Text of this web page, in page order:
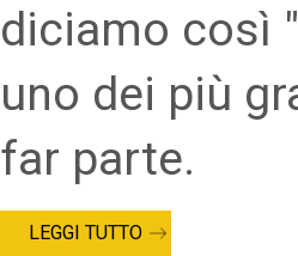
diciamo così
uno dei più
far parte.
LEGGI TUTTO